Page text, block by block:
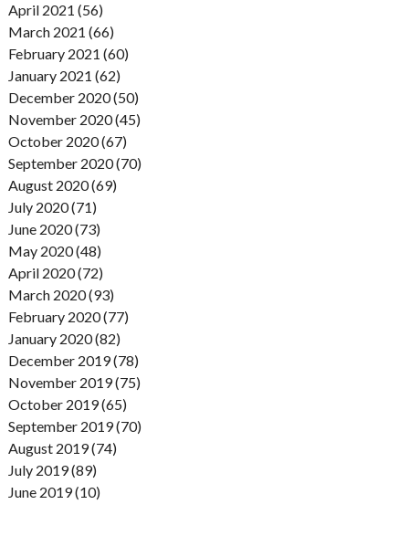
April 2021 (56)
March 2021 (66)
February 2021 (60)
January 2021 (62)
December 2020 (50)
November 2020 (45)
October 2020 (67)
September 2020 (70)
August 2020 (69)
July 2020 (71)
June 2020 (73)
May 2020 (48)
April 2020 (72)
March 2020 (93)
February 2020 (77)
January 2020 (82)
December 2019 (78)
November 2019 (75)
October 2019 (65)
September 2019 (70)
August 2019 (74)
July 2019 (89)
June 2019 (10)